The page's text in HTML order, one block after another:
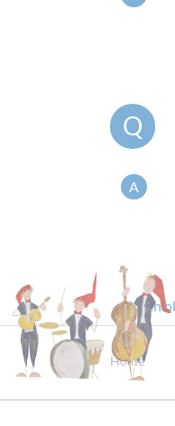
Nach
Navigation
Home